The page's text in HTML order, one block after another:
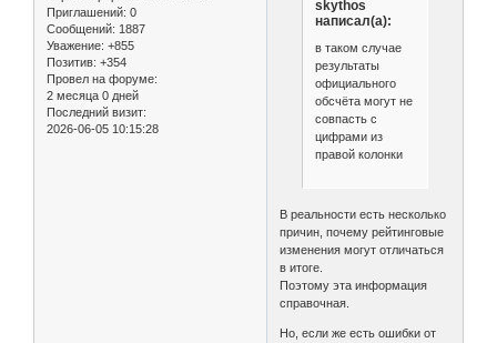
Приглашений: 0
Сообщений: 1887
Уважение: +855
Позитив: +354
Провел на форуме:
2 месяца 0 дней
Последний визит:
2026-06-05 10:15:28
skythos
написал(а):
в таком случае
результаты
официального
обсчёта могут не
совпасть с
цифрами из
правой колонки
В реальности есть несколько
причин, почему рейтинговые
изменения могут отличаться
в итоге.
Поэтому эта информация
справочная.
Но, если же есть ошибки от